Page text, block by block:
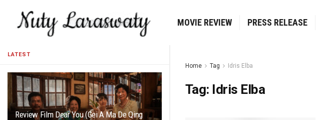
LATEST
Review Film Dear You (Gei A Ma De Qing
MOVIE REVIEW PRESS RELEASE
Home Tag Idris Elba
Tag: Idris Elba